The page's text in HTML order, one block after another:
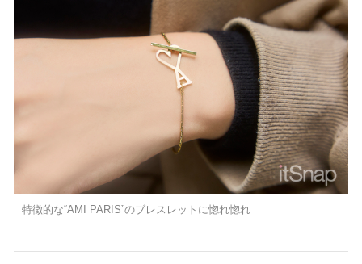
特徴的な“AMI PARIS”のブレスレットに惚れ惚れ